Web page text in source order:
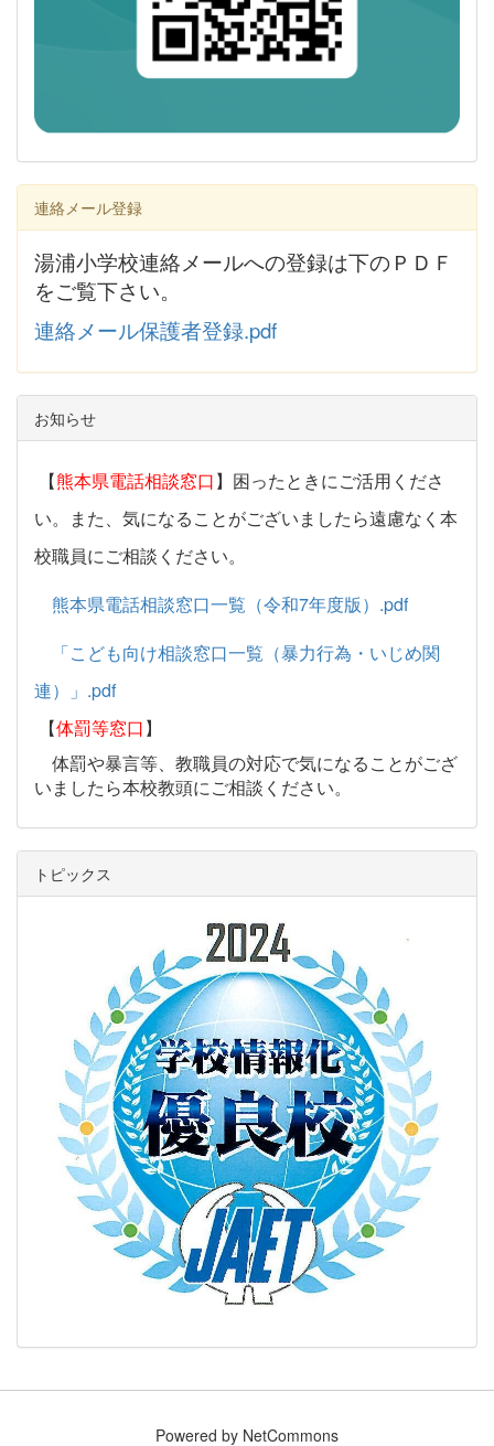
連絡メール登録
湯浦小学校連絡メールへの登録は下のＰＤＦ
をご覧下さい。
連絡メール保護者登録.pdf
お知らせ
【熊本県電話相談窓口】困ったときにご活用くださ
い。また、気になることがございましたら遠慮なく本
校職員にご相談ください。
熊本県電話相談窓口一覧（令和7年度版）.pdf
「こども向け相談窓口一覧（暴力行為・いじめ関
連）」.pdf
【体罰等窓口】
体罰や暴言等、教職員の対応で気になることがござ
いましたら本校教頭にご相談ください。
トピックス
Powered by NetCommons